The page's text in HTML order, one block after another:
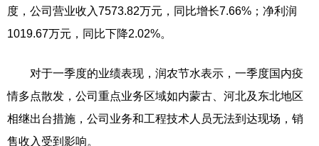
度，公司营业收入7573.82万元，同比增长7.66%；净利润
1019.67万元，同比下降2.02%。
对于一季度的业绩表现，润农节水表示，一季度国内疫
情多点散发，公司重点业务区域如内蒙古、河北及东北地区
相继出台措施，公司业务和工程技术人员无法到达现场，销
售收入受到影响。